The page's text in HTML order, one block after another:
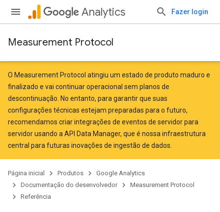
Analytics Fazer login
Measurement Protocol
O Measurement Protocol atingiu um estado de produto maduro e
finalizado e vai continuar operacional sem planos de
descontinuação. No entanto, para garantir que suas
configurações técnicas estejam preparadas para o futuro,
recomendamos criar integrações de eventos de servidor para
servidorusando a API Data Manager, que é nossa infraestrutura
central para futuras inovações de ingestão de dados.
Página inicial Produtos
Google Analytics
Documentação do desenvolvedor
Measurement Protocol
Referência